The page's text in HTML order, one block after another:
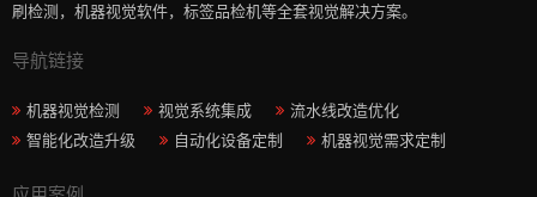
刷检测，机器视觉软件，标签品检机等​全套视觉解决方案​。
导航链接
机器视觉检测 视觉系统集成
流水线改造优化
智能化改造升级
自动化设备定制 机器视觉需求定制